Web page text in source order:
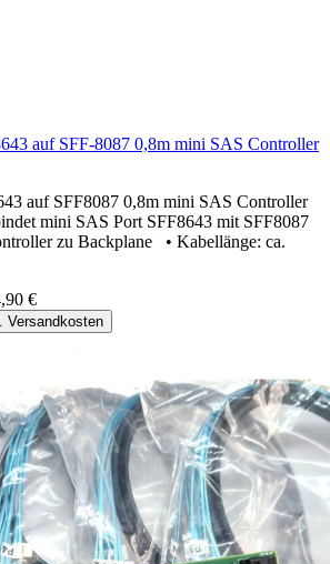
auf SFF-8087 0,8m mini SAS Controller
auf SFF8087 0,8m mini SAS Controller
mini SAS Port SFF8643 mit SFF8087
zu Backplane • Kabellänge: ca.
€
Versandkosten